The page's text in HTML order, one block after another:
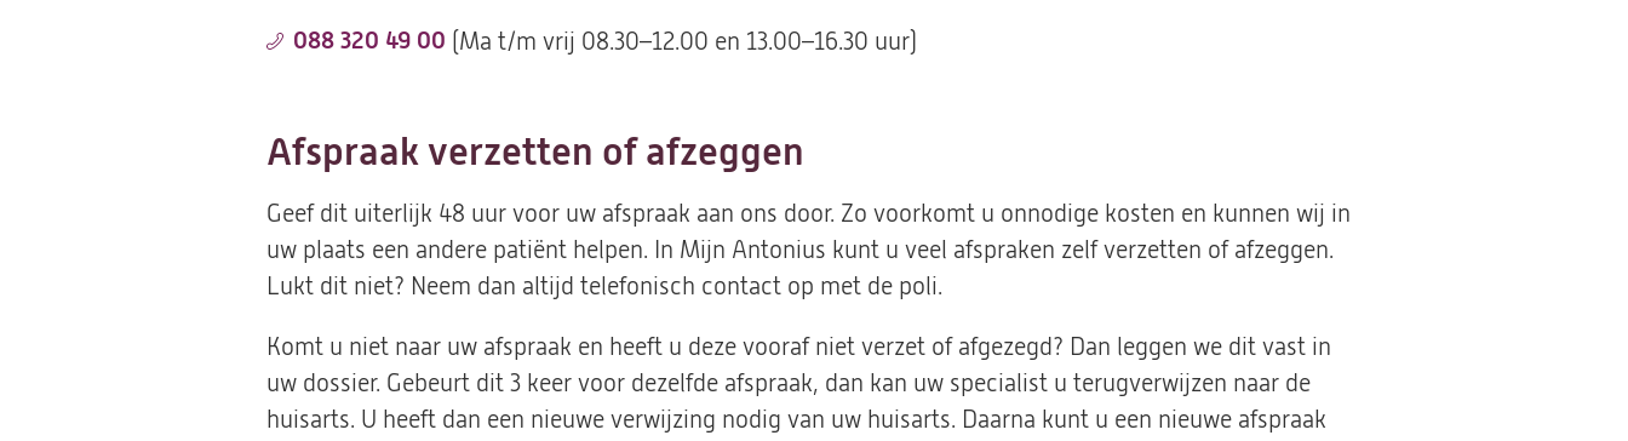
088 320 49 00 (Ma t/m vrij 08.30–12.00 en 13.00–16.30 uur)
Afspraak verzetten of afzeggen
Geef dit uiterlijk 48 uur voor uw afspraak aan ons door. Zo voorkomt u onnodige kosten en kunnen wij in
uw plaats een andere patiënt helpen. In Mijn Antonius kunt u veel afspraken zelf verzetten of afzeggen.
Lukt dit niet? Neem dan altijd telefonisch contact op met de poli.
Komt u niet naar uw afspraak en heeft u deze vooraf niet verzet of afgezegd? Dan leggen we dit vast in
uw dossier. Gebeurt dit 3 keer voor dezelfde afspraak, dan kan uw specialist u terugverwijzen naar de
huisarts. U heeft dan een nieuwe verwijzing nodig van uw huisarts. Daarna kunt u een nieuwe afspraak